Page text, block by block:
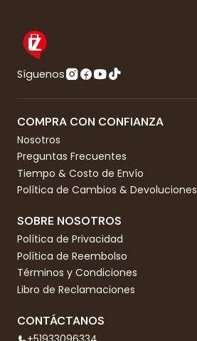
Síguenos
COMPRA CON CONFIANZA
Nosotros
Preguntas Frecuentes
Tiempo & Costo de Envío
Política de Cambios & Devoluciones
SOBRE NOSOTROS
Política de Privacidad
Política de Reembolso
Términos y Condiciones
Libro de Reclamaciones
CONTÁCTANOS